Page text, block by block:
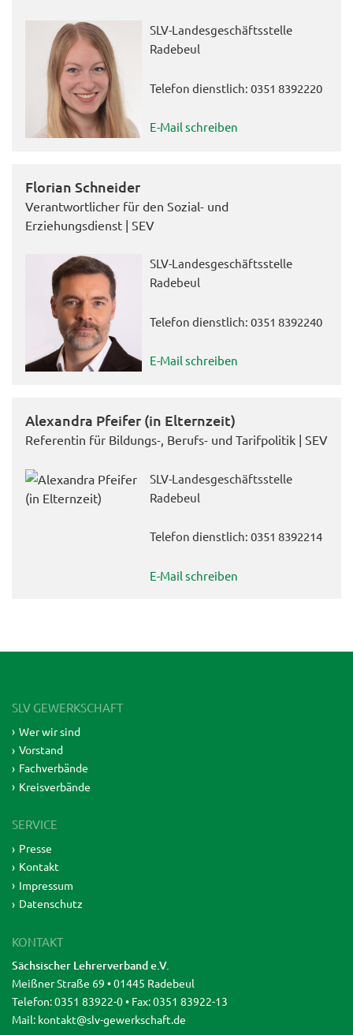
SLV-Landesgeschäftsstelle
Radebeul
Telefon dienstlich: 0351 8392220
E-Mail schreiben
Florian Schneider
Verantwortlicher für den Sozial- und
Erziehungsdienst | SEV
SLV-Landesgeschäftsstelle
Radebeul
Telefon dienstlich: 0351 8392240
E-Mail schreiben
Alexandra Pfeifer (in Elternzeit)
Referentin für Bildungs-, Berufs- und Tarifpolitik | SEV
SLV-Landesgeschäftsstelle
Radebeul
Telefon dienstlich: 0351 8392214
E-Mail schreiben
SLV GEWERKSCHAFT
Wer wir sind
Vorstand
Fachverbände
Kreisverbände
SERVICE
Presse
Kontakt
Impressum
Datenschutz
KONTAKT
Sächsischer Lehrerverband e.V.
Meißner Straße 69 • 01445 Radebeul
Telefon: 0351 83922-0 • Fax: 0351 83922-13
Mail: kontakt@slv-gewerkschaft.de